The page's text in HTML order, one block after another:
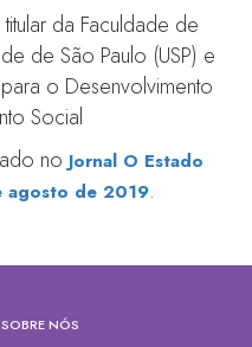
da Faculdade de
de São Paulo (USP) e
o Desenvolvimento
Social
noJornal O Estado
agosto de 2019.
SOBRE NÓS